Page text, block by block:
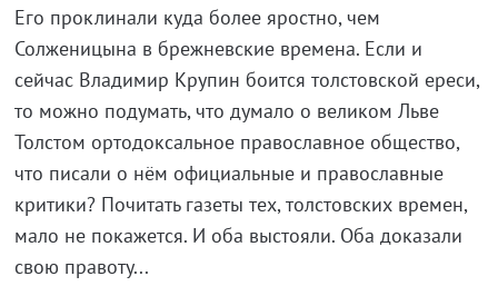
Его проклинали куда более яростно, чем
Солженицына в брежневские времена. Если и
сейчас Владимир Крупин боится толстовской ереси,
то можно подумать, что думало о великом Льве
Толстом ортодоксальное православное общество,
что писали о нём официальные и православные
критики? Почитать газеты тех, толстовских времен,
мало не покажется. И оба выстояли. Оба доказали
свою правоту...